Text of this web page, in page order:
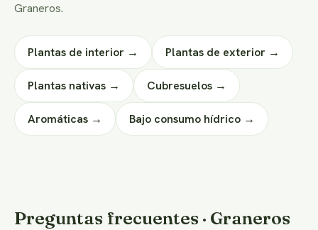
Graneros.
Plantas de interior → Plantas de exterior →
Plantas nativas → Cubresuelos →
Aromáticas → Bajo consumo hídrico →
Preguntas frecuentes · Graneros